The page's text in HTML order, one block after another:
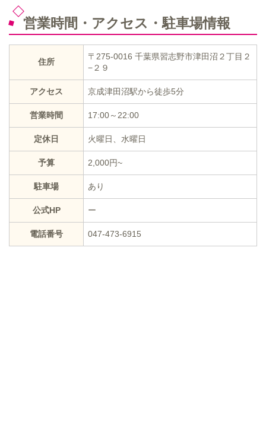
営業時間・アクセス・駐車場情報
住所
〒275-0016 千葉県習志野市津田沼２丁目２
−２９
アクセス 京成津田沼駅から徒歩5分
営業時間 17:00～22:00
定休日 火曜日、水曜日
予算 2,000円~
駐車場 あり
公式HP ー
電話番号 047-473-6915